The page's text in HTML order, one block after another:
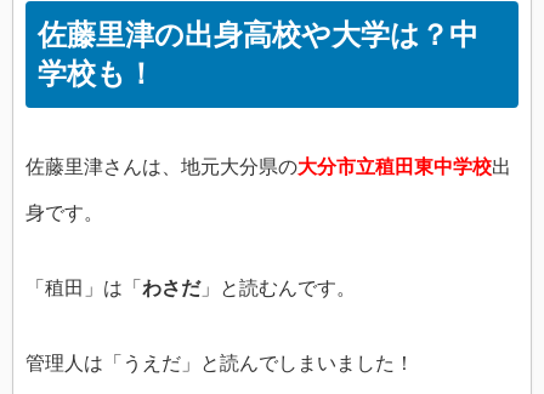
佐藤里津の出身高校や大学は？中
学校も！
佐藤里津さんは、地元大分県の大分市立稙田東中学校出
身です。
「稙田」は「 わさだ」と読むんです。
管理人は「うえだ」と読んでしまいました！